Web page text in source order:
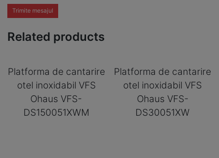
Trimite mesajul
Related products
Platforma de cantarire
otel inoxidabil VFS
Ohaus VFS-
DS150051XWM
Platforma de cantarire
otel inoxidabil VFS
Ohaus VFS-
DS30051XW